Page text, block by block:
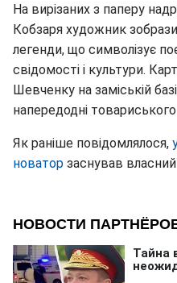
На вирізаних з паперу
Кобзаря художник
легенди, що символізує
свідомості і культури.
Шевченку на заміській
напередодні
Як раніше повідомлялося,
новатор заснував